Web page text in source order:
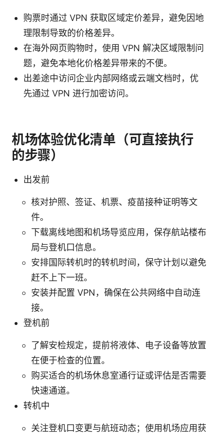
购票时通过 VPN 获取区域定价差异，避免因地
理限制导致的价格差异。
在海外网页购物时，使用 VPN 解决区域限制问
题，避免本地化价格差异带来的不便。
出差途中访问企业内部网络或云端文档时，优
先通过 VPN 进行加密访问。
机场体验优化清单（可直接执行
的步骤）
出发前
核对护照、签证、机票、疫苗接种证明等文
件。
下载离线地图和机场导览应用，保存航站楼布
局与登机口信息。
安排国际转机时的转机时间，保守计划以避免
赶不上下一班。
安装并配置 VPN，确保在公共网络中自动连
接。
登机前
了解安检规定，提前将液体、电子设备等放置
在便于检查的位置。
购买适合的机场休息室通行证或评估是否需要
快速通道。
转机中
关注登机口变更与航班动态；使用机场应用获